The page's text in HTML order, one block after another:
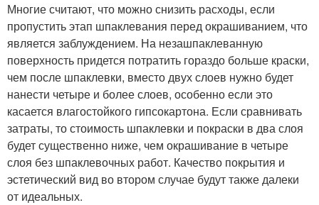
Многие считают, что можно снизить расходы, если
пропустить этап шпаклевания перед окрашиванием, что
является заблуждением. На незашпаклеванную
поверхность придется потратить гораздо больше краски,
чем после шпаклевки, вместо двух слоев нужно будет
нанести четыре и более слоев, особенно если это
касается влагостойкого гипсокартона. Если сравнивать
затраты, то стоимость шпаклевки и покраски в два слоя
будет существенно ниже, чем окрашивание в четыре
слоя без шпаклевочных работ. Качество покрытия и
эстетический вид во втором случае будут также далеки
от идеальных.